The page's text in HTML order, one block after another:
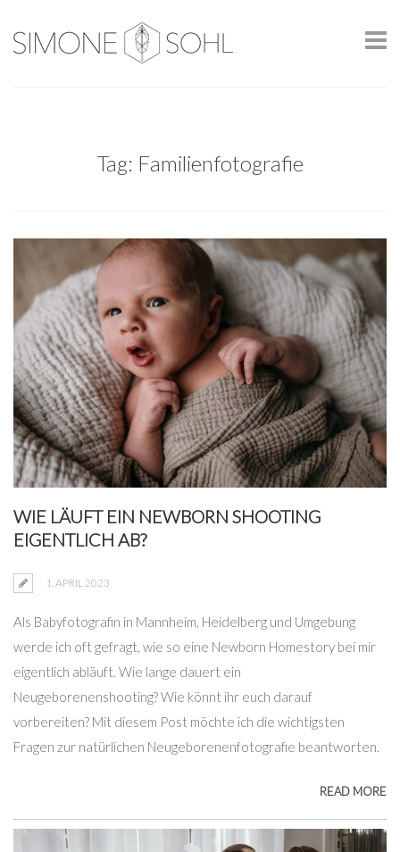
Tag: Familienfotografie
WIE LÄUFT EIN NEWBORN SHOOTING
EIGENTLICH AB?
1. APRIL 2023
Als Babyfotografin in Mannheim, Heidelberg und Umgebung
werde ich oft gefragt, wie so eine Newborn Homestory bei mir
eigentlich abläuft. Wie lange dauert ein
Neugeborenenshooting? Wie könnt ihr euch darauf
vorbereiten? Mit diesem Post möchte ich die wichtigsten
Fragen zur natürlichen Neugeborenenfotografie beantworten.
READ MORE